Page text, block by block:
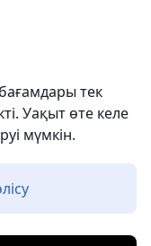
тек
Уақыт өте келе
мүмкін.